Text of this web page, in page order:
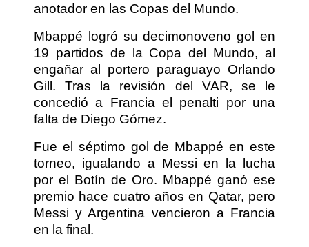
anotador en las Copas del Mundo.
Mbappé logró su decimonoveno gol en
19 partidos de la Copa del Mundo, al
engañar al portero paraguayo Orlando
Gill. Tras la revisión del VAR, se le
concedió a Francia el penalti por una
falta de Diego Gómez.
Fue el séptimo gol de Mbappé en este
torneo, igualando a Messi en la lucha
por el Botín de Oro. Mbappé ganó ese
premio hace cuatro años en Qatar, pero
Messi y Argentina vencieron a Francia
en la final.